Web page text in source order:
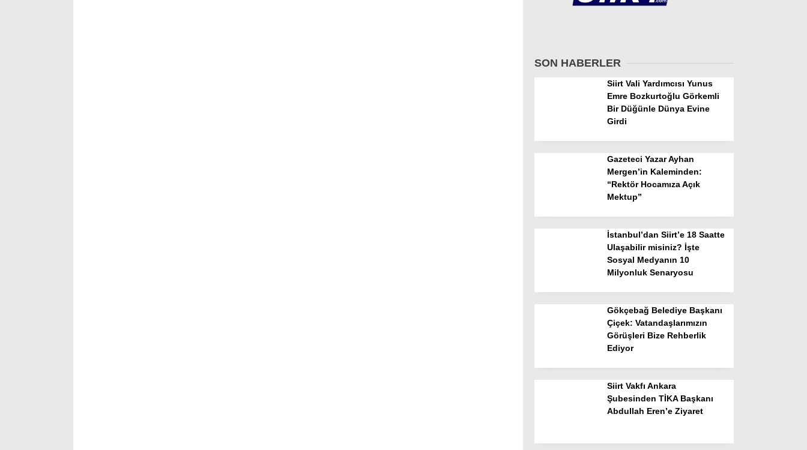
SON HABERLER
Siirt Vali Yardımcısı Yunus
Emre Bozkurtoğlu Görkemli
Bir Düğünle Dünya Evine
Girdi
Gazeteci Yazar Ayhan
Mergen’in Kaleminden:
“Rektör Hocamıza Açık
Mektup”
İstanbul’dan Siirt’e 18 Saatte
Ulaşabilir misiniz? İşte
Sosyal Medyanın 10
Milyonluk Senaryosu
Gökçebağ Belediye Başkanı
Çiçek: Vatandaşlarımızın
Görüşleri Bize Rehberlik
Ediyor
Siirt Vakfı Ankara
Şubesinden TİKA Başkanı
Abdullah Eren’e Ziyaret